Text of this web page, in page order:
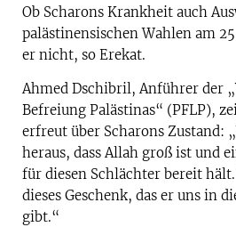
Ob Scharons Krankheit auch
palästinensischen Wahlen am
er nicht, so Erekat.
Ahmed Dschibril, Anführer der
Befreiung Palästinas“ (PFLP),
erfreut über Scharons Zustand:
heraus, dass Allah groß ist und
für diesen Schlächter bereit
dieses Geschenk, das er uns in
gibt.“